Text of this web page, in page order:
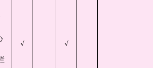
√ √